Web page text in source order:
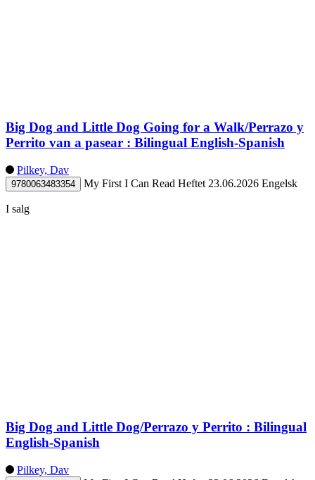
Big Dog and Little Dog Going for a Walk/Perrazo y
Perrito van a pasear : Bilingual English-Spanish
Pilkey, Dav
9780063483354 My First I Can Read Heftet 23.06.2026 Engelsk
I salg
Big Dog and Little Dog/Perrazo y Perrito : Bilingual
English-Spanish
Pilkey, Dav